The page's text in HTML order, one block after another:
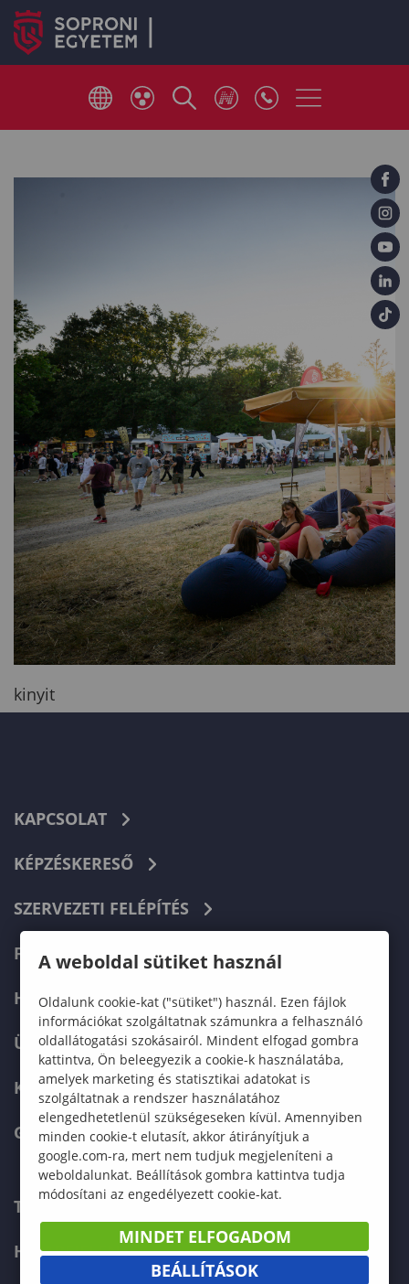
kinyit
KAPCSOLAT
KÉPZÉSKERESŐ
SZERVEZETI FELÉPÍTÉS
FELVÉTELIZŐKNEK
HALLGATÓKNAK
ÜZLETI PARTNEREKNEK
KARRIER
GREEN UNIVERSITY
TELEFONKÖNYV
HIBABEJELENTÉS
A weboldal sütiket használ
Oldalunk cookie-kat ("sütiket") használ. Ezen fájlok
információkat szolgáltatnak számunkra a felhasználó
oldallátogatási szokásairól. Mindent elfogad gombra
kattintva, Ön beleegyezik a cookie-k használatába,
amelyek marketing és statisztikai adatokat is
szolgáltatnak a rendszer használatához
elengedhetetlenül szükségeseken kívül. Amennyiben
minden cookie-t elutasít, akkor átirányítjuk a
google.com-ra, mert nem tudjuk megjeleníteni a
weboldalunkat. Beállítások gombra kattintva tudja
módosítani az engedélyezett cookie-kat.
MINDET ELFOGADOM
BEÁLLÍTÁSOK